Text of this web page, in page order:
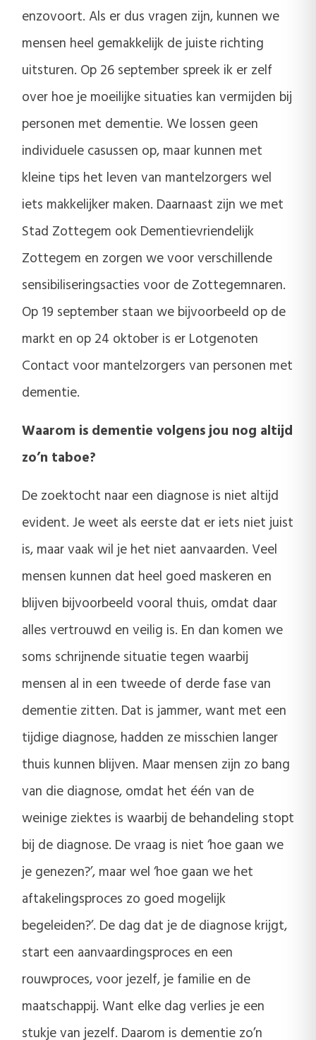
enzovoort. Als er dus vragen zijn, kunnen we
mensen heel gemakkelijk de juiste richting
uitsturen. Op 26 september spreek ik er zelf
over hoe je moeilijke situaties kan vermijden bij
personen met dementie. We lossen geen
individuele casussen op, maar kunnen met
kleine tips het leven van mantelzorgers wel
iets makkelijker maken. Daarnaast zijn we met
Stad Zottegem ook Dementievriendelijk
Zottegem en zorgen we voor verschillende
sensibiliseringsacties voor de Zottegemnaren.
Op 19 september staan we bijvoorbeeld op de
markt en op 24 oktober is er Lotgenoten
Contact voor mantelzorgers van personen met
dementie.
Waarom is dementie volgens jou nog altijd
zo’n taboe?
De zoektocht naar een diagnose is niet altijd
evident. Je weet als eerste dat er iets niet juist
is, maar vaak wil je het niet aanvaarden. Veel
mensen kunnen dat heel goed maskeren en
blijven bijvoorbeeld vooral thuis, omdat daar
alles vertrouwd en veilig is. En dan komen we
soms schrijnende situatie tegen waarbij
mensen al in een tweede of derde fase van
dementie zitten. Dat is jammer, want met een
tijdige diagnose, hadden ze misschien langer
thuis kunnen blijven. Maar mensen zijn zo bang
van die diagnose, omdat het één van de
weinige ziektes is waarbij de behandeling stopt
bij de diagnose. De vraag is niet ‘hoe gaan we
je genezen?’, maar wel ‘hoe gaan we het
aftakelingsproces zo goed mogelijk
begeleiden?’. De dag dat je de diagnose krijgt,
start een aanvaardingsproces en een
rouwproces, voor jezelf, je familie en de
maatschappij. Want elke dag verlies je een
stukje van jezelf. Daarom is dementie zo’n